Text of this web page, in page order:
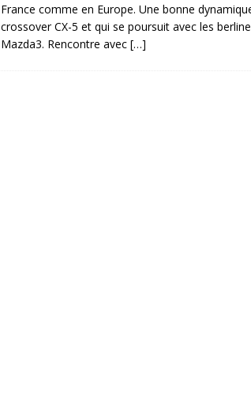
France comme en Europe. Une bonne
crossover CX-5 et qui se poursuit avec les
Mazda3. Rencontre avec […]